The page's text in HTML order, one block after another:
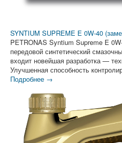
SYNTIUM SUPREME E 0W-40
PETRONAS Syntium Supreme E
передовой синтетический
входит новейшая разработка —
Улучшенная способность
Подробнее →